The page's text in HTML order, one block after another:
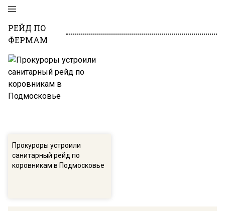
РЕЙД ПО
ФЕРМАМ
Прокуроры устроили
санитарный рейд по
коровникам в Подмосковье